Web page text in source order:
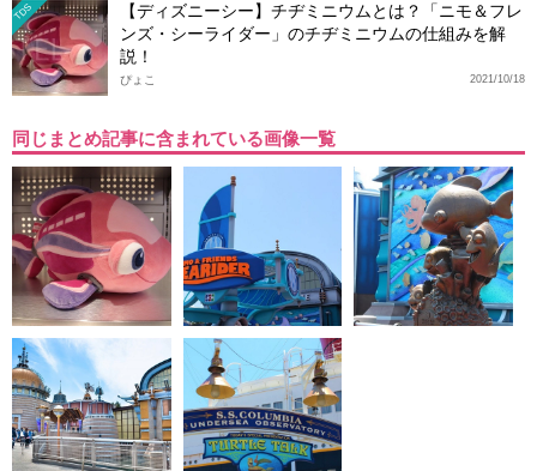
TDS
【ディズニーシー】チヂミニウムとは？「ニモ＆フレ
ンズ・シーライダー」のチヂミニウムの仕組みを解
説！
2021/10/18
ぴょこ
同じまとめ記事に含まれている画像一覧